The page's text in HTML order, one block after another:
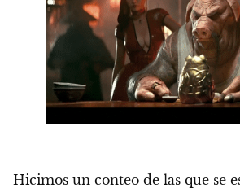
Hicimos un conteo de las que se